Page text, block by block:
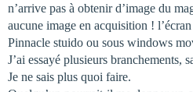
n’arrive pas à obtenir d’image du
aucune image en acquisition !
Pinnacle stuido ou sous windows
J’ai essayé plusieurs branchements,
Je ne sais plus quoi faire.